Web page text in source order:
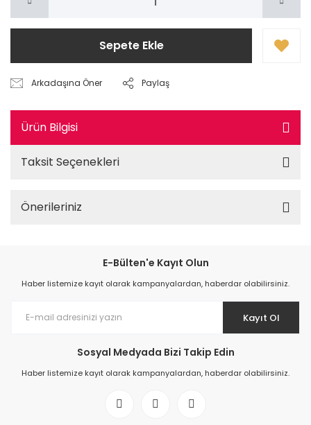
Sepete Ekle
Arkadaşına Öner Paylaş
Ürün Bilgisi
Taksit Seçenekleri
Önerileriniz
E-Bülten'e Kayıt Olun
Haber listemize kayıt olarak kampanyalardan, haberdar olabilirsiniz.
Kayıt Ol
Sosyal Medyada Bizi Takip Edin
Haber listemize kayıt olarak kampanyalardan, haberdar olabilirsiniz.